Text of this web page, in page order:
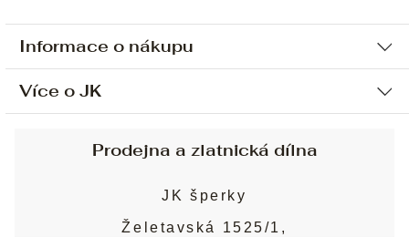
Informace o nákupu
Ochrana osobních údajů
Sjednání osobní schůzky
Obchodní podmínky
Puncovní značky
Více o JK
Prodejna a zlatnická dílna
JK šperky
Želetavská 1525/1,